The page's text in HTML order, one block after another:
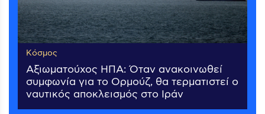
Κόσμος
Αξιωματούχος ΗΠΑ: Όταν ανακοινωθεί
συμφωνία για το Ορμούζ, θα τερματιστεί ο
ναυτικός αποκλεισμός στο Ιράν